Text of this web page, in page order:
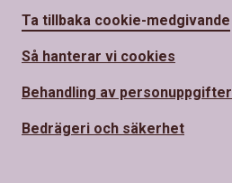
Ta tillbaka cookie-medgivande
Så hanterar vi cookies
Behandling av personuppgifter
Bedrägeri och säkerhet